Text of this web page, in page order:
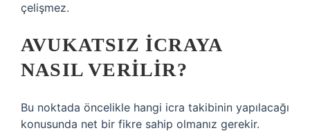
çelişmez.
AVUKATSIZ ICRAYA
NASIL VERILIR?
Bu noktada öncelikle hangi icra takibinin yapılacağı
konusunda net bir fikre sahip olmanız gerekir.